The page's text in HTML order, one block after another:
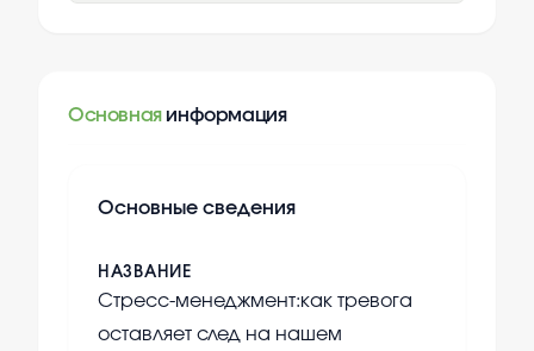
Основная информация
Основные сведения
НАЗВАНИЕ
Стресс-менеджмент:как тревога
оставляет след на нашем